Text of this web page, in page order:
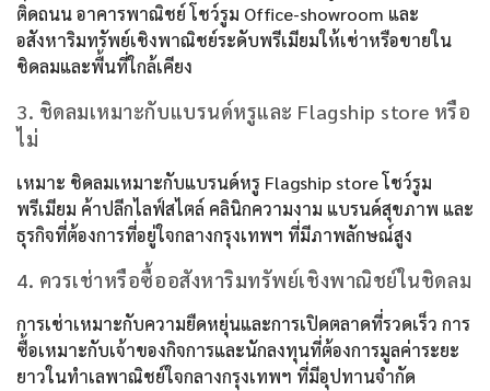
ติดถนน อาคารพาณิชย์ โชว์รูม Office-showroom และ
อสังหาริมทรัพย์เชิงพาณิชย์ระดับพรีเมียมให้เช่าหรือขายใน
ชิดลมและพื้นที่ใกล้เคียง
3. ชิดลมเหมาะกับแบรนด์หรูและ Flagship store หรือ
ไม่
เหมาะ ชิดลมเหมาะกับแบรนด์หรู Flagship store โชว์รูม
พรีเมียม ค้าปลีกไลฟ์สไตล์ คลินิกความงาม แบรนด์สุขภาพ และ
ธุรกิจที่ต้องการที่อยู่ใจกลางกรุงเทพฯ ที่มีภาพลักษณ์สูง
4. ควรเช่าหรือซื้ออสังหาริมทรัพย์เชิงพาณิชย์ในชิดลม
การเช่าเหมาะกับความยืดหยุ่นและการเปิดตลาดที่รวดเร็ว การ
ซื้อเหมาะกับเจ้าของกิจการและนักลงทุนที่ต้องการมูลค่าระยะ
ยาวในทำเลพาณิชย์ใจกลางกรุงเทพฯ ที่มีอุปทานจำกัด